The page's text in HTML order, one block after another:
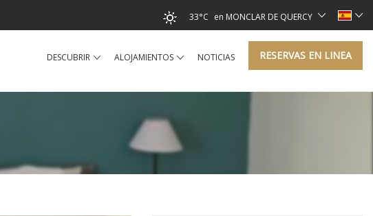
33°C en MONCLAR DE QUERCY
DESCUBRIR ALOJAMIENTOS NOTICIAS RESERVAS EN LINEA